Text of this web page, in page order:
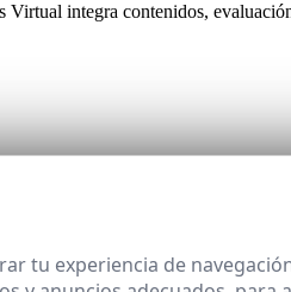
Virtual integra contenidos,
tu experiencia de